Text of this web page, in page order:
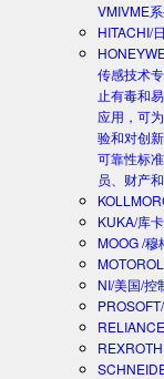
VMIVME
HITACHI/
传感技术
止有毒和
应用，可
验和对创
可靠性标
员、财产
KUKA/库
MOOG /穆
NI/美国/控